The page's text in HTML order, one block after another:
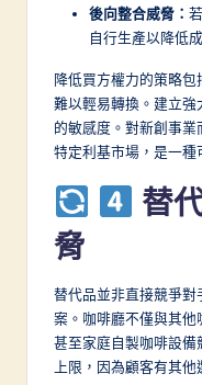
後向整合威脅：
自行生產以降低
降低買方權力的策略
難以輕易轉換。建立
的敏感度。對新創事
特定利基市場，是一種
替
脅
替代品並非直接競爭
案。咖啡廳不僅與其他
甚至家庭自製咖啡設
上限，因為顧客有其他